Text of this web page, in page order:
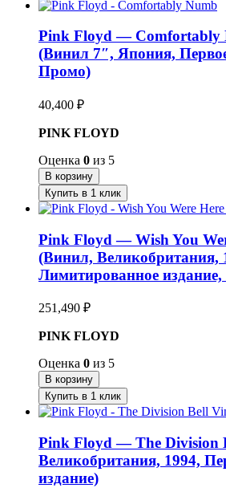
Pink Floyd — Comfortably
(Винил 7″, Япония,
Промо)
40,400 ₽
PINK FLOYD
Оценка 0 из 5
В корзину
Купить в 1 клик
Pink Floyd — Wish You
(Винил, Великобритания,
Лимитированное
251,490 ₽
PINK FLOYD
Оценка 0 из 5
В корзину
Купить в 1 клик
Pink Floyd — The Division
Великобритания, 1994,
издание)